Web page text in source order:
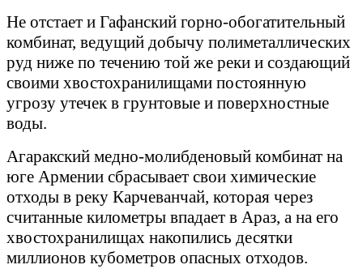
Не отстает и Гафанский горно-обогатительный
комбинат, ведущий добычу полиметаллических
руд ниже по течению той же реки и создающий
своими хвостохранилищами постоянную
угрозу утечек в грунтовые и поверхностные
воды.
Агаракский медно-молибденовый комбинат на
юге Армении сбрасывает свои химические
отходы в реку Карчеванчай, которая через
считанные километры впадает в Араз, а на его
хвостохранилищах накопились десятки
миллионов кубометров опасных отходов.